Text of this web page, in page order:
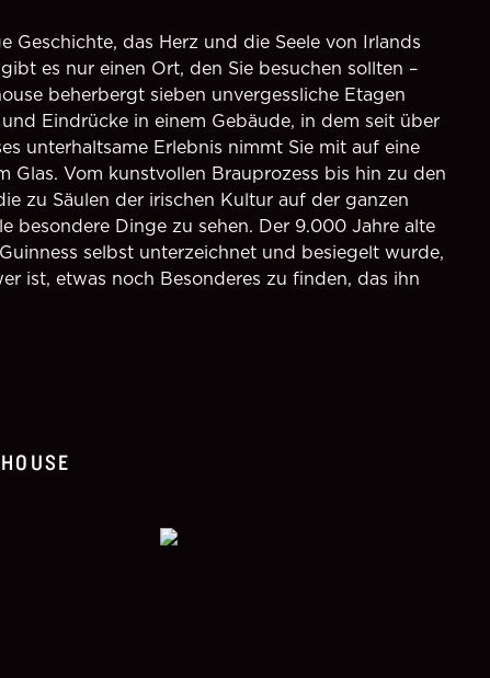
Geschichte, das Herz und die Seele von Irlands
es nur einen Ort, den Sie besuchen sollten –
beherbergt sieben unvergessliche Etagen
Eindrücke in einem Gebäude, in dem seit über
unterhaltsame Erlebnis nimmt Sie mit auf eine
Glas. Vom kunstvollen Brauprozess bis hin zu den
zu Säulen der irischen Kultur auf der ganzen
besondere Dinge zu sehen. Der 9.000 Jahre alte
selbst unterzeichnet und besiegelt wurde,
ist, etwas noch Besonderes zu finden, das ihn